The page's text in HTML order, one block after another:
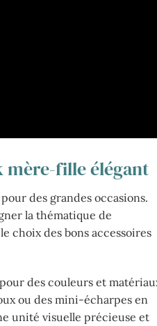
mère-fille élégant
des grandes occasions.
la thématique de
choix des bons accessoires
des couleurs et
ou des mini-écharpes en
unité visuelle précieuse et